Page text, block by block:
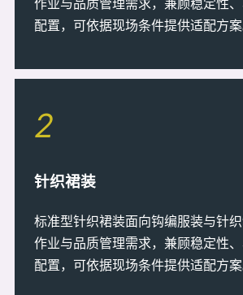
作业与品质管理需求，兼顾稳定性
配置，可依据现场条件提供适配方案
2
针织裙装
标准型针织裙装面向钩编服装与针
作业与品质管理需求，兼顾稳定性
配置，可依据现场条件提供适配方案